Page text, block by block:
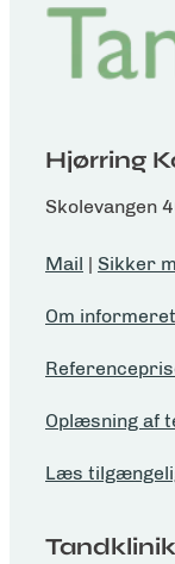
Hjørring
Skolevangen
Mail | Sikker
Om
Oplæsning af
Læs